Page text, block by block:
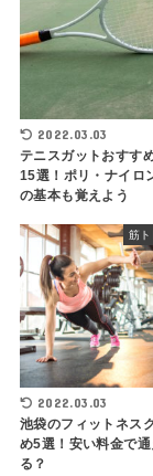
2022.03.03
テニスガットおすす
15選！ポリ・ナイロ
の基本も覚えよう
筋ト
2022.03.03
池袋のフィットネス
め5選！安い料金で
る？